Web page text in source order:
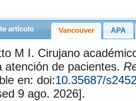
artículo Vancouver APA
M I. Cirujano académico, centro académico: su
atención de pacientes.
en: doi:10.35687/
[Accessed 9 ago. 2026].